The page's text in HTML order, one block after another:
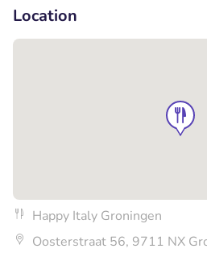
Location
Happy Italy Groningen
Oosterstraat 56, 9711 NX